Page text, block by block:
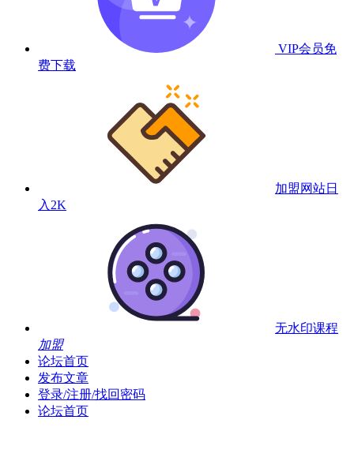
VIP会员免
费下载
加盟网站日
入2K
无水印课程
加盟
论坛首页
发布文章
登录/注册/找回密码
论坛首页